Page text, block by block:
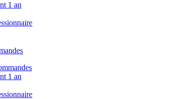
1 an
1 an